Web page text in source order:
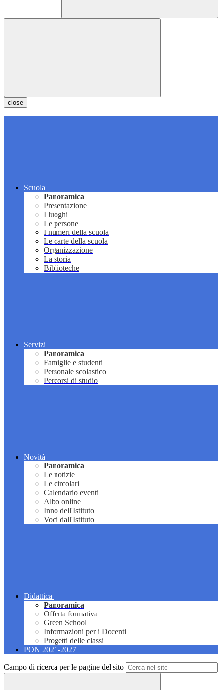
close
Scuola
Panoramica
Presentazione
I luoghi
Le persone
I numeri della scuola
Le carte della scuola
Organizzazione
La storia
Biblioteche
Servizi
Panoramica
Famiglie e studenti
Personale scolastico
Percorsi di studio
Novità
Panoramica
Le notizie
Le circolari
Calendario eventi
Albo online
Inno dell'Istituto
Voci dall'Istituto
Didattica
Panoramica
Offerta formativa
Green School
Informazioni per i Docenti
Progetti delle classi
PON 2021-2027
Campo di ricerca per le pagine del sito